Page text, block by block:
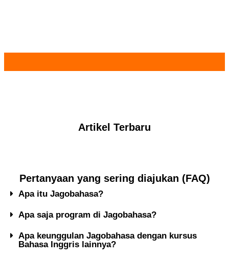
Artikel Terbaru
Pertanyaan yang sering diajukan (FAQ)
Apa itu Jagobahasa?
Apa saja program di Jagobahasa?
Apa keunggulan Jagobahasa dengan kursus
Bahasa Inggris lainnya?